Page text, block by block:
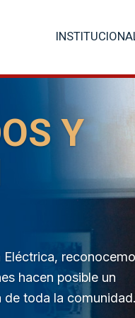
Y
Eléctrica,
hacen posible un
toda la comunidad.